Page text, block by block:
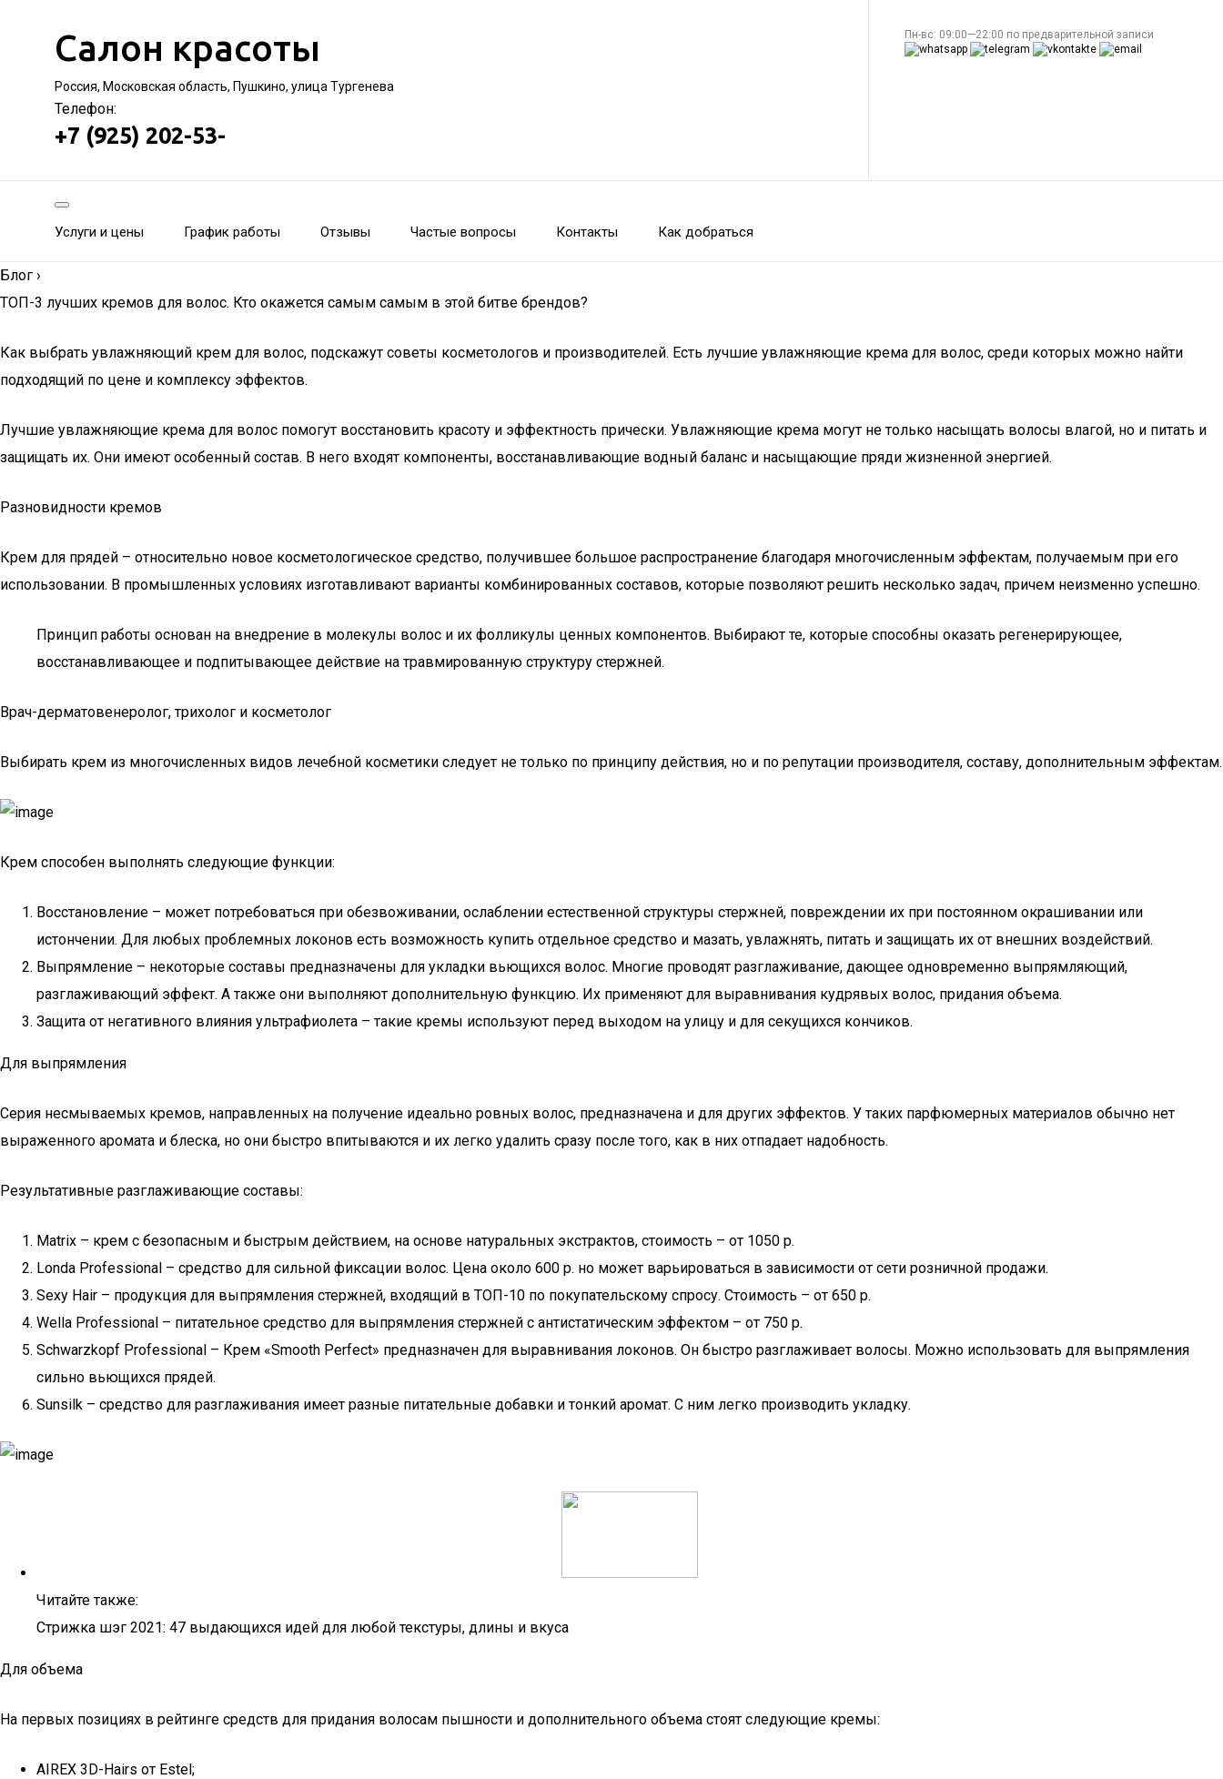
Салон красоты
Россия, Московская область, Пушкино, улица Тургенева
Телефон:
+7 (925) 202-53-
Пн-вс: 09:00—22:00 по предварительной записи
Услуги и цены График работы Отзывы Частые вопросы Контакты Как добраться
Блог ›
ТОП-3 лучших кремов для волос. Кто окажется самым самым в этой битве брендов?
Как выбрать увлажняющий крем для волос, подскажут советы косметологов и производителей. Есть лучшие увлажняющие крема для волос, среди которых можно найти
подходящий по цене и комплексу эффектов.
Лучшие увлажняющие крема для волос помогут восстановить красоту и эффектность прически. Увлажняющие крема могут не только насыщать волосы влагой, но и питать и
защищать их. Они имеют особенный состав. В него входят компоненты, восстанавливающие водный баланс и насыщающие пряди жизненной энергией.
Разновидности кремов
Крем для прядей – относительно новое косметологическое средство, получившее большое распространение благодаря многочисленным эффектам, получаемым при его
использовании. В промышленных условиях изготавливают варианты комбинированных составов, которые позволяют решить несколько задач, причем неизменно успешно.
Принцип работы основан на внедрение в молекулы волос и их фолликулы ценных компонентов. Выбирают те, которые способны оказать регенерирующее,
восстанавливающее и подпитывающее действие на травмированную структуру стержней.
Врач-дерматовенеролог, трихолог и косметолог
Выбирать крем из многочисленных видов лечебной косметики следует не только по принципу действия, но и по репутации производителя, составу, дополнительным эффектам.
Крем способен выполнять следующие функции:
Восстановление – может потребоваться при обезвоживании, ослаблении естественной структуры стержней, повреждении их при постоянном окрашивании или
истончении. Для любых проблемных локонов есть возможность купить отдельное средство и мазать, увлажнять, питать и защищать их от внешних воздействий.
Выпрямление – некоторые составы предназначены для укладки вьющихся волос. Многие проводят разглаживание, дающее одновременно выпрямляющий,
разглаживающий эффект. А также они выполняют дополнительную функцию. Их применяют для выравнивания кудрявых волос, придания объема.
Защита от негативного влияния ультрафиолета – такие кремы используют перед выходом на улицу и для секущихся кончиков.
Для выпрямления
Серия несмываемых кремов, направленных на получение идеально ровных волос, предназначена и для других эффектов. У таких парфюмерных материалов обычно нет
выраженного аромата и блеска, но они быстро впитываются и их легко удалить сразу после того, как в них отпадает надобность.
Результативные разглаживающие составы:
Matrix – крем с безопасным и быстрым действием, на основе натуральных экстрактов, стоимость – от 1050 р.
Londa Professional – средство для сильной фиксации волос. Цена около 600 р. но может варьироваться в зависимости от сети розничной продажи.
Sexy Hair – продукция для выпрямления стержней, входящий в ТОП-10 по покупательскому спросу. Стоимость – от 650 р.
Wella Professional – питательное средство для выпрямления стержней с антистатическим эффектом – от 750 р.
Schwarzkopf Professional – Крем «Smooth Perfect» предназначен для выравнивания локонов. Он быстро разглаживает волосы. Можно использовать для выпрямления
сильно вьющихся прядей.
Sunsilk – средство для разглаживания имеет разные питательные добавки и тонкий аромат. С ним легко производить укладку.
Читайте также:
Стрижка шэг 2021: 47 выдающихся идей для любой текстуры, длины и вкуса
Для объема
На первых позициях в рейтинге средств для придания волосам пышности и дополнительного объема стоят следующие кремы:
AIREX 3D-Hairs от Estel;